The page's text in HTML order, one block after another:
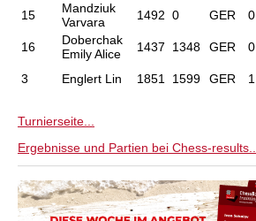
15
Mandziuk
Varvara
1492 0 GER 0
16
Doberchak
Emily Alice
1437 1348 GER 0
3 Englert Lin 1851 1599 GER 1
Turnierseite...
Ergebnisse und Partien bei Chess-results...